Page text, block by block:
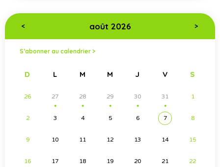
< août 2026 >
S’abonner au calendrier >
D L M M J V S
26 27
●
28
●
29
●
30
●
31
●
1
2 3 4 5 6 7 8
9 10 11 12 13 14 15
16 17 18 19 20 21 22